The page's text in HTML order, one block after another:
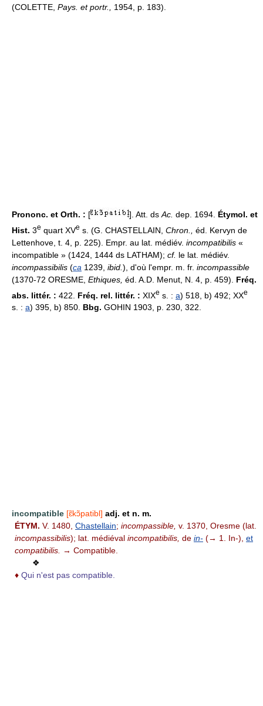
(COLETTE, Pays. et portr., 1954, p. 183).
Prononc. et Orth. : [ ]. Att. ds Ac. dep. 1694. Étymol. et
Hist. 3e quart XVe s. (G. CHASTELLAIN, Chron., éd. Kervyn de
Lettenhove, t. 4, p. 225). Empr. au lat. médiév. incompatibilis «
incompatible » (1424, 1444 ds LATHAM); cf. le lat. médiév.
incompassibilis (ca 1239, ibid. ), d'où l'empr. m. fr. incompassible
(1370-72 ORESME, Ethiques, éd. A.D. Menut, N. 4, p. 459). Fréq.
abs. littér. : 422. Fréq. rel. littér. : XIXe s. : a) 518, b) 492; XXe
s. : a) 395, b) 850. Bbg. GOHIN 1903, p. 230, 322.
incompatible [ɛ̃kɔ̃patibl] adj. et n. m.
ÉTYM. V. 1480, Chastellain; incompassible, v. 1370, Oresme (lat.
incompassibilis); lat. médiéval incompatibilis, de in- (→ 1. In-), et
compatibilis. → Compatible.
❖
♦ Qui n'est pas compatible.